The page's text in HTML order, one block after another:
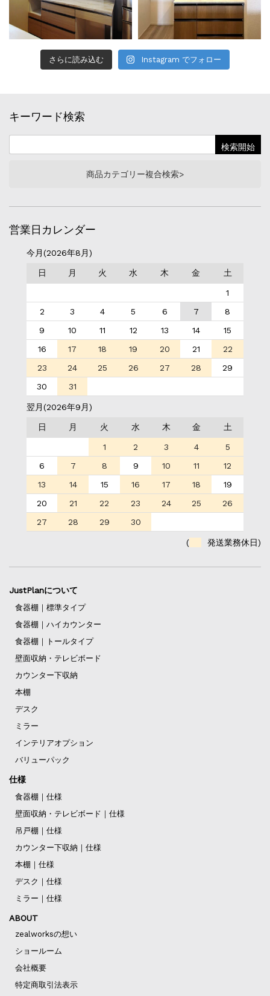
さらに読み込む Instagram でフォロー
キーワード検索
商品カテゴリー複合検索>
営業日カレンダー
今月(2026年8月)
日 月 火 水 木 金 土
1
2
3 4 5 6 7
8
9
10 11 12 13 14
15
16
17 18 19 20 21
22
23
24 25 26 27 28
29
30
31
翌月(2026年9月)
日 月 火 水 木 金 土
1 2 3 4
5
6
7 8 9 10 11
12
13
14 15 16 17 18
19
20
21 22 23 24 25
26
27
28 29 30
( 発送業務休日)
JustPlanについて
食器棚｜標準タイプ
食器棚｜ハイカウンター
食器棚｜トールタイプ
壁面収納・テレビボード
カウンター下収納
本棚
デスク
ミラー
インテリアオプション
バリューパック
仕様
食器棚｜仕様
壁面収納・テレビボード｜仕様
吊戸棚｜仕様
カウンター下収納｜仕様
本棚｜仕様
デスク｜仕様
ミラー｜仕様
ABOUT
zealworksの想い
ショールーム
会社概要
特定商取引法表示